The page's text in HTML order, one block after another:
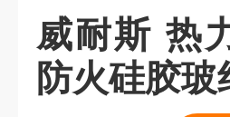
威耐斯 热
防火硅胶玻